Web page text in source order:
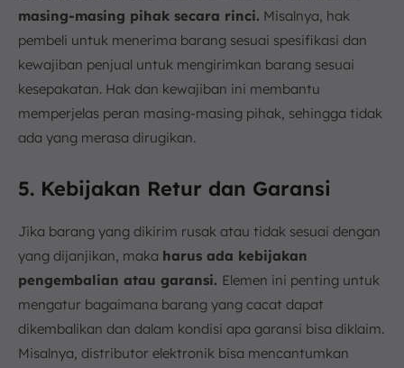
masing-masing pihak secara rinci. Misalnya, hak
pembeli untuk menerima barang sesuai spesifikasi dan
kewajiban penjual untuk mengirimkan barang sesuai
kesepakatan. Hak dan kewajiban ini membantu
memperjelas peran masing-masing pihak, sehingga tidak
ada yang merasa dirugikan.
5. Kebijakan Retur dan Garansi
Jika barang yang dikirim rusak atau tidak sesuai dengan
yang dijanjikan, maka harus ada kebijakan
pengembalian atau garansi. Elemen ini penting untuk
mengatur bagaimana barang yang cacat dapat
dikembalikan dan dalam kondisi apa garansi bisa diklaim.
Misalnya, distributor elektronik bisa mencantumkan